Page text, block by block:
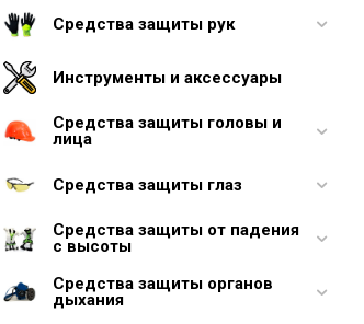
Средства защиты рук
Инструменты и аксессуары
Средства защиты головы и
лица
Средства защиты глаз
Средства защиты от падения
с высоты
Средства защиты органов
дыхания